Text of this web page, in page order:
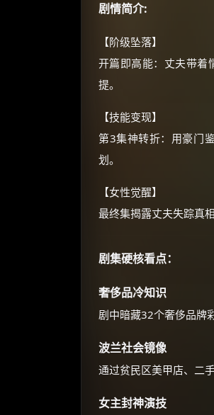
剧情简介:
【阶级坠落】
开篇即高能：丈夫带着
提。
【技能变现】
第3集神转折：用豪门
划。
【女性觉醒】
最终集揭露丈夫失踪真
剧集硬核看点：
奢侈品冷知识
剧中暗藏32个奢侈品牌
波兰社会镜像
通过贫民区美甲店、二
女主封神演技